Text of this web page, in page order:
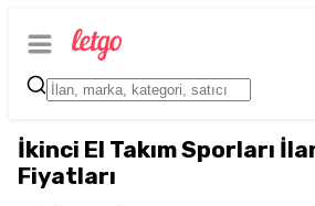
İkinci El Takım Sporları
Fiyatları